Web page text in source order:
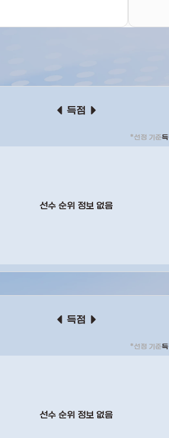
득점
*선정 기준
선수 순위 정보 없음
득점
*선정 기준
선수 순위 정보 없음